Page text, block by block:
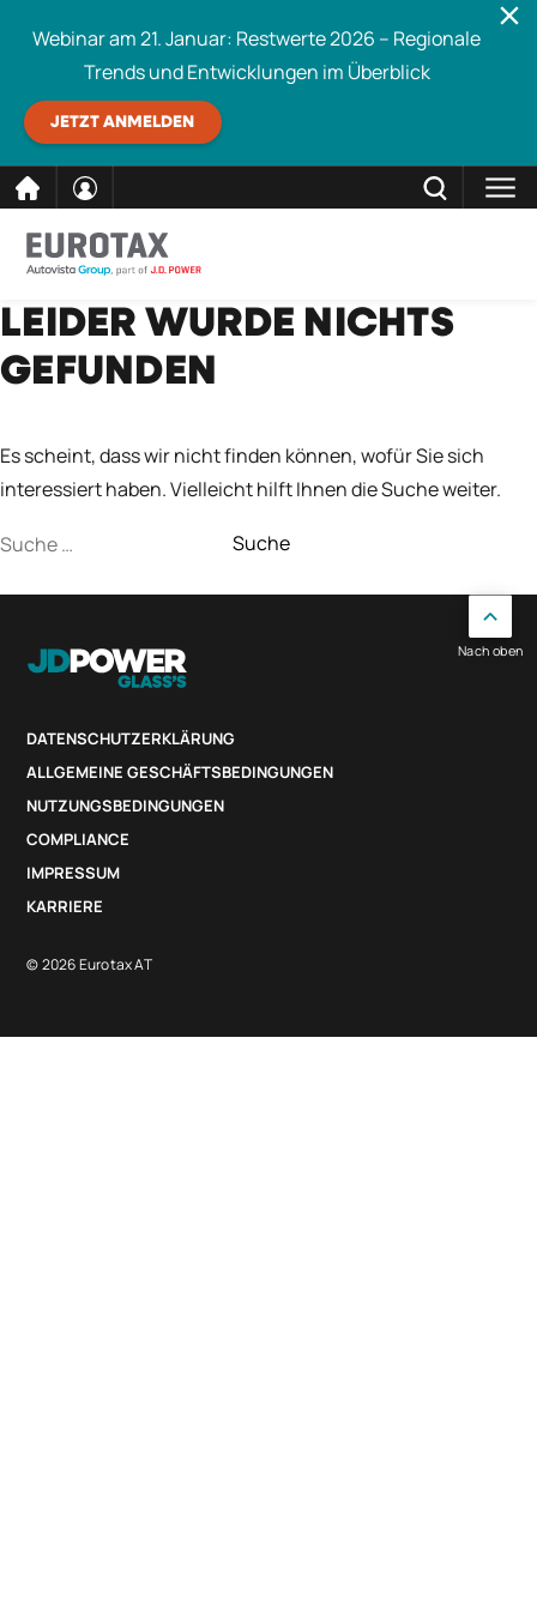
direkt
zum
Inhalt
Webinar am 21. Januar: Restwerte 2026 – Regionale
Trends und Entwicklungen im Überblick
JETZT ANMELDEN
Eurotax durchsuchen SCHLIESSEN
LEIDER WURDE NICHTS
GEFUNDEN
Es scheint, dass wir nicht finden können, wofür Sie sich
interessiert haben. Vielleicht hilft Ihnen die Suche weiter.
Suche
DATENSCHUTZERKLÄRUNG
ALLGEMEINE GESCHÄFTSBEDINGUNGEN
NUTZUNGSBEDINGUNGEN
COMPLIANCE
IMPRESSUM
KARRIERE
© 2026 Eurotax AT
Nach oben